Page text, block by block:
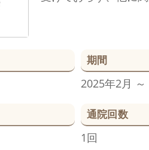
期間
2025年2月 ～
通院回数
1回